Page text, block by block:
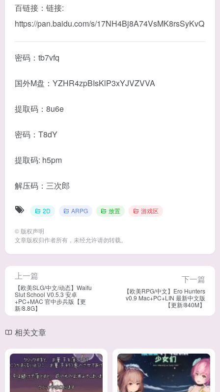
百链接：链接:
https://pan.baidu.com/s/17NH4Bj8A74VsMK8rsSyKvQ
密码：tb7vfq
国外M盘：YZHR4zpBIsKlP3xYJVZVVA
提取码：8u6e
密码：T8dY
提取码: h5pm
解压码：三次郎
2D ARPG 放置 游戏区
© 版权声明
文章版权归作者所有，未经允许请勿转载。
上一篇
【欧美SLG/中文/动态】Waifu
Slut School V0.5.3 安卓
+PC+MAC 官中步兵版【更
新/8.8G】
下一篇
【欧美RPG/中文】Ero Hunters
v0.9 Mac+PC+LIN 最新中文版
【更新/840M】
相关文章